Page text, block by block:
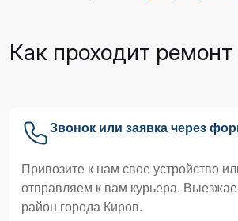
Как проходит ремонт
Звонок или заявка через
Привозите к нам свое устройство
отправляем к вам курьера.
район города Киров.